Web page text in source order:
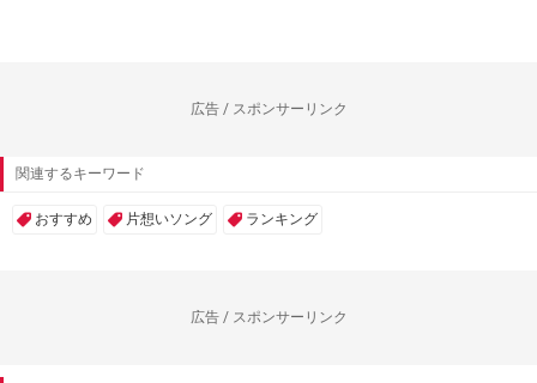
広告 / スポンサーリンク
関連するキーワード
おすすめ 片想いソング ランキング
広告 / スポンサーリンク